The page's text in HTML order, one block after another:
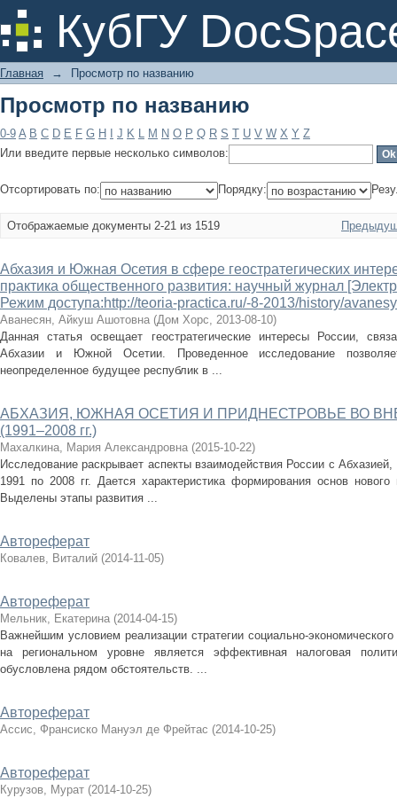
КубГУ
Просмотр по названию
Главная → Просмотр по названию
Просмотр по названию
0-9 A B C D E F G H J K L M N O P Q R S T U V W X Y Z
Или введите первые несколько символов:
Отсортировать по: Порядку:
Отображаемые документы 2-21 из 1519
Абхазия и Южная Осетия в сфере геостратегических
практика общественного развития: научный журнал
Режим доступа:http://teoria-practica.ru/-8-2013/history/
Аванесян, Айкуш Ашотовна (Дом Хорс, 2013-08-10)
Данная статья освещает геостратегические интересы России,
Абхазии и Южной Осетии. Проведенное исследование
неопределенное будущее республик в ...
АБХАЗИЯ, ЮЖНАЯ ОСЕТИЯ И ПРИДНЕСТРОВЬЕ ВО
(1991–2008 гг.)
Махалкина, Мария Александровна (2015-10-22)
Исследование раскрывает аспекты взаимодействия России с
1991 по 2008 гг. Дается характеристика формирования основ нового
Выделены этапы развития ...
Автореферат
Ковалев, Виталий (2014-11-05)
Автореферат
Мельник, Екатерина (2014-04-15)
Важнейшим условием реализации стратегии социально-
на региональном уровне является эффективная налоговая
обусловлена рядом обстоятельств. ...
Автореферат
Ассис, Франсиско Мануэл де Фрейтас (2014-10-25)
Автореферат
Курузов, Мурат (2014-10-25)